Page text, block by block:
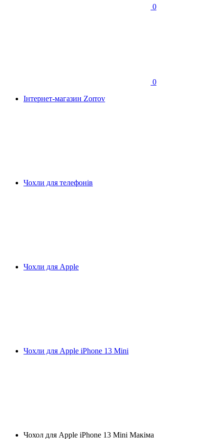
0
0
Інтернет-магазин Zorrov
Чохли для телефонів
Чохли для Apple
Чохли для Apple iPhone 13 Mini
Чохол для Apple iPhone 13 Mini Макіма